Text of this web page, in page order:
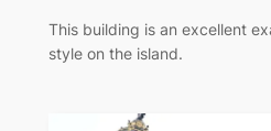
This building is an excellent
style on the island.